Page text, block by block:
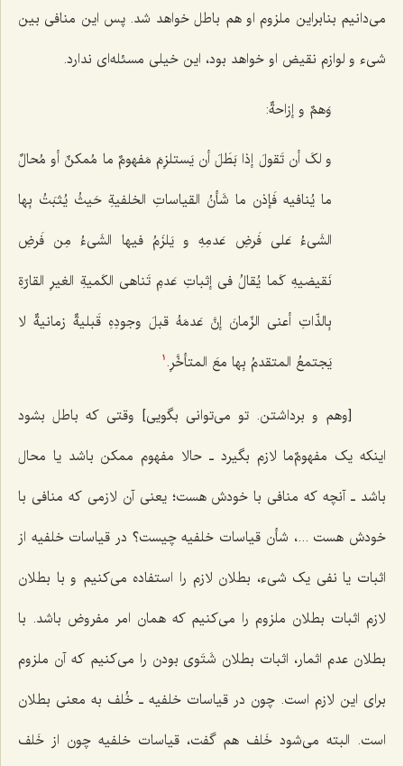
مى‌دانیم بنابراین ملزوم او هم باطل خواهد شد. پس این منافى بین
شىء و لوازم نقیض او خواهد بود، این خیلى مسئله‌اى ندارد.
وَهمٌ و إزاحةٌ:
و لکَ أن تَقولَ إذا بَطَلَ أن یَستلزِمَ مَفهومٌ ما مُمکنٌ أو مُحالٌ
ما یُنافیه فَإذن ما شَأنُ القیاساتِ الخلفیةِ حَیثُ یُثبَتُ بِها
الشَی‌ءُ عَلى فَرضِ عَدمِهِ و یَلزَمُ فیها الشَی‌ءُ مِن فَرضِ
نَقیضیهِ کَما یُقالُ فی إثباتِ عَدمِ تَناهی الکَمیةِ الغیرِ القارّةِ
بِالذّاتِ أعنی الزّمانَ إنَّ عَدمَهُ قبلَ وجودِهِ قَبلیةٌ زمانیةٌ لا
یَجتمعُ المتقدمُ بِها معَ المتأخَّرِ.
1
[وهم و برداشتن. تو می‌توانی بگویی] وقتى که باطل بشود
اینکه یک مفهومٌ‌ما لازم بگیرد ـ حالا مفهوم ممکن باشد یا محال
باشد ـ آنچه که منافى با خودش هست؛ یعنى آن لازمى که منافى با
خودش هست ...، شأن قیاسات خلفیه چیست؟ در قیاسات خلفیه از
اثبات یا نفى یک شىء، بطلان لازم را استفاده مى‌کنیم و با بطلان
لازم اثبات بطلان ملزوم را مى‌کنیم که همان امر مفروض باشد. با
بطلان عدم اثمار، اثبات بطلان شَتَوى بودن را مى‌کنیم که آن ملزوم
براى این لازم است. چون در قیاسات خلفیه ـ خُلف به معنی بطلان
است. البته مى‌شود خَلف هم گفت، قیاسات خلفیه چون از خَلف